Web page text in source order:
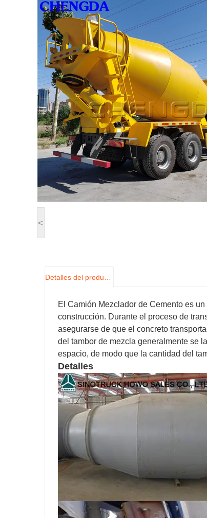
<
El Camión Mezclador de Cemento es
construcción. Durante el proceso de
asegurarse de que el concreto
del tambor de mezcla generalmente se
espacio, de modo que la cantidad del
Detalles